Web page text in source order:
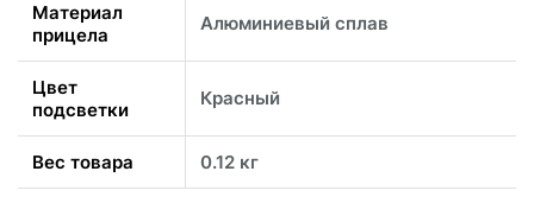
Материал
прицела
Алюминиевый сплав
Цвет
подсветки
Красный
Вес товара 0.12 кг